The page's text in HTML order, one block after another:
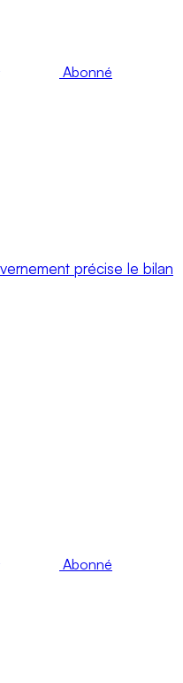
Abonné
précise le bilan
Abonné